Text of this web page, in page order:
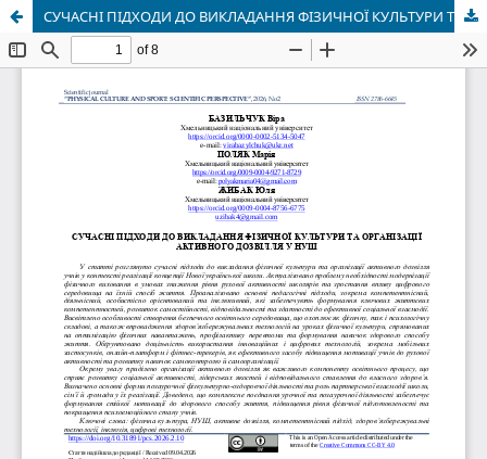
СУЧАСНІ ПІДХОДИ ДО ВИКЛАДАННЯ ФІЗИЧНОЇ КУЛЬТУРИ ТА ОРГАНІЗАЦІЇ АКТИВНОГО ДОЗВІЛЛЯ У НУШ